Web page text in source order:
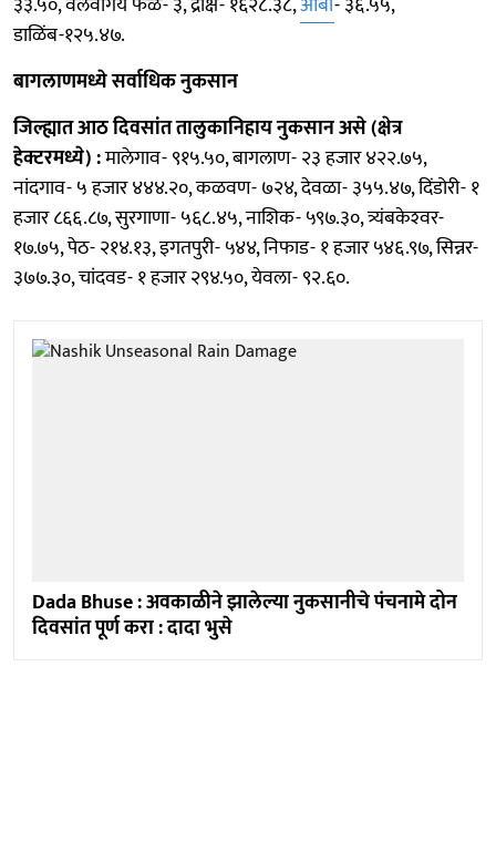
डाळिंब-१२५.४७.
बागलाणमध्ये सर्वाधिक नुकसान
जिल्ह्यात आठ दिवसांत तालुकानिहाय नुकसान असे (क्षेत्र
हेक्टरमध्ये) :मालेगाव- ९१५.५०, बागलाण- २३ हजार ४२२.७५,
नांदगाव- ५ हजार ४४४.२०, कळवण- ७२४, देवळा- ३५५.४७, दिंडोरी- १
हजार ८६६.८७, सुरगाणा- ५६८.४५, नाशिक- ५९७.३०, त्र्यंबकेश्‍वर-
१७.७५, पेठ- २१४.१३, इगतपुरी- ५४४, निफाड- १ हजार ५४६.९७, सिन्नर-
३७७.३०, चांदवड- १ हजार २९४.५०, येवला- ९२.६०.
Dada Bhuse : अवकाळीने झालेल्या नुकसानीचे पंचनामे दोन
दिवसांत पूर्ण करा : दादा भुसे